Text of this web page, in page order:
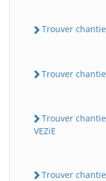
Trouver
Trouver
Trouver
VEZiE
Trouver